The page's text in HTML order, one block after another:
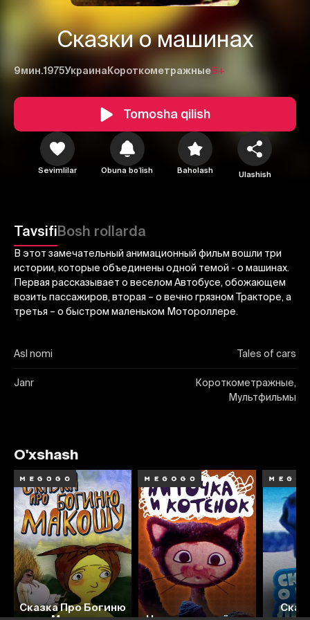
Сказки о машинах
9мин.1975Украина Короткометражные6+
Tomosha qilish
Sevimlilar Obuna boʻlish Baholash Ulashish
TavsifiBosh rollarda
В этот замечательный анимационный фильм вошли три
истории, которые объединены одной темой - о машинах.
Первая рассказывает о веселом Автобусе, обожающем
возить пассажиров, вторая – о вечно грязном Тракторе, а
третья – о быстром маленьком Мотороллере.
Asl nomi Tales of cars
Janr
Короткометражные,
Мультфильмы
1 2
O'xshash
Сказка Про Богиню